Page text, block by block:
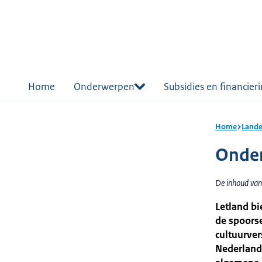
Home Onderwerpen Subsidies en
Home
De inhoud
Letland
de